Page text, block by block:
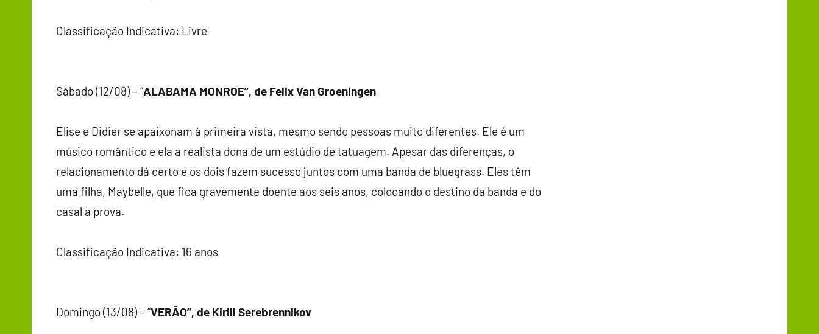
Classificação Indicativa: Livre
Sábado (12/08) – “ALABAMA MONROE”, de Felix Van Groeningen
Elise e Didier se apaixonam à primeira vista, mesmo sendo pessoas muito diferentes. Ele é um
músico romântico e ela a realista dona de um estúdio de tatuagem. Apesar das diferenças, o
relacionamento dá certo e os dois fazem sucesso juntos com uma banda de bluegrass. Eles têm
uma filha, Maybelle, que fica gravemente doente aos seis anos, colocando o destino da banda e do
casal a prova.
Classificação Indicativa: 16 anos
Domingo (13/08) – “VERÃO”, de Kirill Serebrennikov